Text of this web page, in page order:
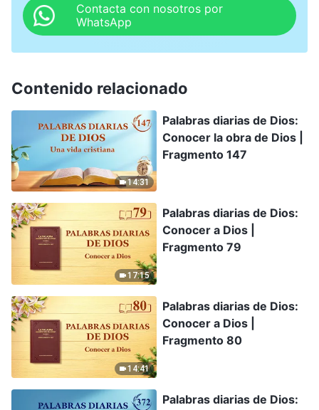
Contacta con nosotros por
WhatsApp
Contenido relacionado
14:31
Palabras diarias de Dios:
Conocer la obra de Dios |
Fragmento 147
17:15
Palabras diarias de Dios:
Conocer a Dios |
Fragmento 79
14:41
Palabras diarias de Dios:
Conocer a Dios |
Fragmento 80
Palabras diarias de Dios: